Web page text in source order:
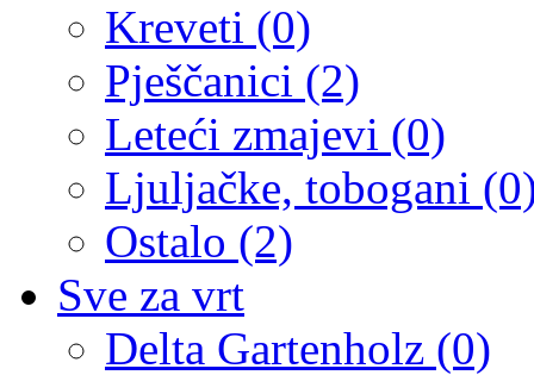
Kreveti (0)
Pješčanici (2)
Leteći zmajevi (0)
Ljuljačke, tobogani
Ostalo (2)
Sve za vrt
Delta Gartenholz (0)